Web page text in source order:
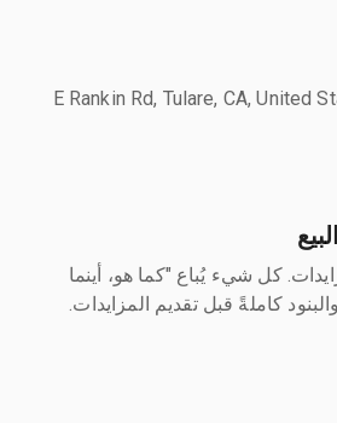
كل شيء يُباع "كما هو، أينما
كاملةً قبل تقديم المزايدات.